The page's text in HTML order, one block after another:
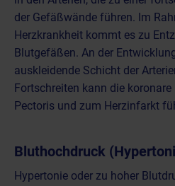
der Gefäßwände führen. Im
Herzkrankheit kommt es zu
Blutgefäßen. An der
auskleidende Schicht der
Fortschreiten kann die
Pectoris und zum Herzinfarkt
Bluthochdruck
Hypertonie oder zu hoher